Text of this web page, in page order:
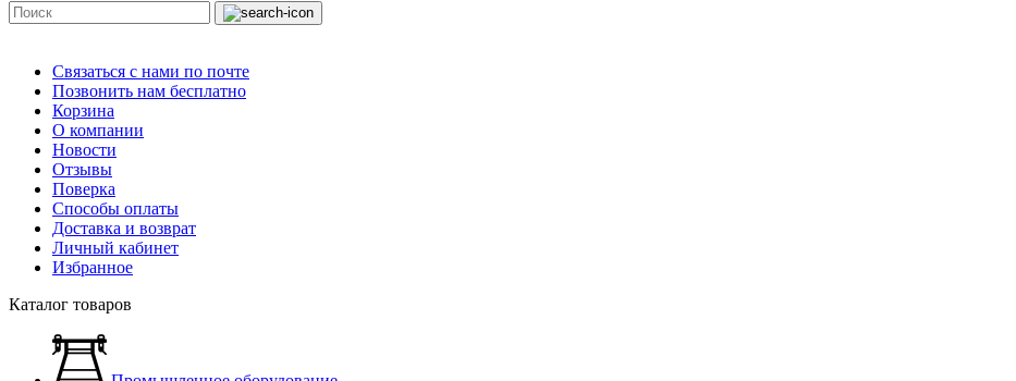
Связаться с нами по почте
Позвонить нам бесплатно
Корзина
О компании
Новости
Отзывы
Поверка
Способы оплаты
Доставка и возврат
Личный кабинет
Избранное
Каталог товаров